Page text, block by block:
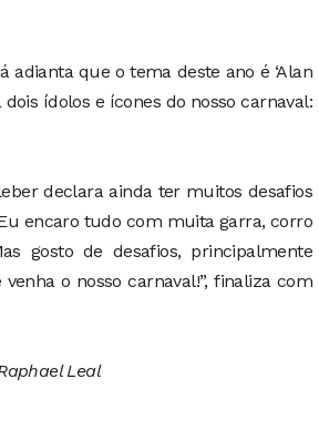
adianta que o tema deste ano é ‘Alan
ídolos e ícones do nosso carnaval:
declara ainda ter muitos desafios
encaro tudo com muita garra, corro
gosto de desafios, principalmente
o nosso carnaval!”, finaliza com
Leal